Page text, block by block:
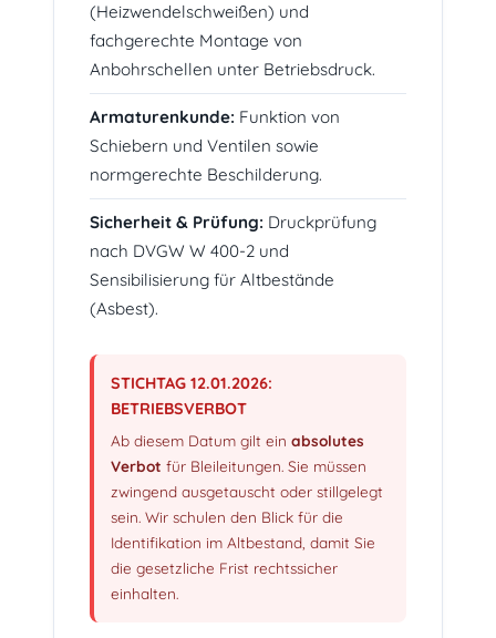
(Heizwendelschweißen) und
fachgerechte Montage von
Anbohrschellen unter Betriebsdruck.
Armaturenkunde: Funktion von
Schiebern und Ventilen sowie
normgerechte Beschilderung.
Sicherheit & Prüfung: Druckprüfung
nach DVGW W 400-2 und
Sensibilisierung für Altbestände
(Asbest).
STICHTAG 12.01.2026:
BETRIEBSVERBOT
Ab diesem Datum gilt ein absolutes
Verbot für Bleileitungen. Sie müssen
zwingend ausgetauscht oder stillgelegt
sein. Wir schulen den Blick für die
Identifikation im Altbestand, damit Sie
die gesetzliche Frist rechtssicher
einhalten.